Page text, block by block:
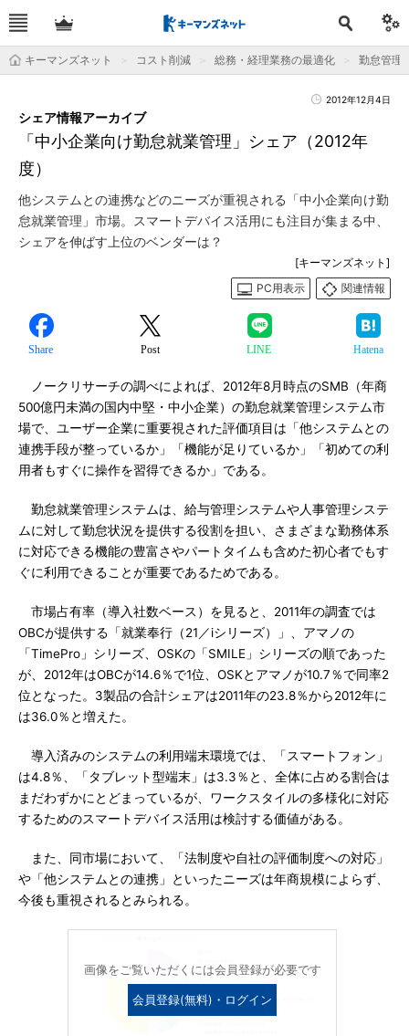
キーマンズネット コスト削減 総務・経理業務の最適化 勤怠管理
2012年12月4日
「中小企業向け勤怠就業管理」シェア（2012年
度）
シェア情報アーカイブ
他システムとの連携などのニーズが重視される「中小企業向け勤
怠就業管理」市場。スマートデバイス活用にも注目が集まる中、
シェアを伸ばす上位のベンダーは？
[キーマンズネット]
PC用表示
関連情報
Share Post LINE Hatena
ノークリサーチの調べによれば、2012年8月時点のSMB（年商
500億円未満の国内中堅・中小企業）の勤怠就業管理システム市
場で、ユーザー企業に重要視された評価項目は「他システムとの
連携手段が整っているか」「機能が足りているか」「初めての利
用者もすぐに操作を習得できるか」である。
勤怠就業管理システムは、給与管理システムや人事管理システ
ムに対して勤怠状況を提供する役割を担い、さまざまな勤務体系
に対応できる機能の豊富さやパートタイムも含めた初心者でもす
ぐに利用できることが重要であるためである。
市場占有率（導入社数ベース）を見ると、2011年の調査では
OBCが提供する「就業奉行（21／iシリーズ）」、アマノの
「TimePro」シリーズ、OSKの「SMILE」シリーズの順であった
が、2012年はOBCが14.6％で1位、OSKとアマノが10.7％で同率2
位となった。3製品の合計シェアは2011年の23.8％から2012年に
は36.0％と増えた。
導入済みのシステムの利用端末環境では、「スマートフォン」
は4.8％、「タブレット型端末」は3.3％と、全体に占める割合は
まだわずかにとどまっているが、ワークスタイルの多様化に対応
するためのスマートデバイス活用は検討する価値がある。
また、同市場において、「法制度や自社の評価制度への対応」
や「他システムとの連携」といったニーズは年商規模によらず、
今後も重視されるとみられる。
画像をご覧いただくには会員登録が必要です
会員登録(無料)・ログイン